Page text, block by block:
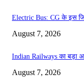
Electric Bus: CG के इस
August 7, 2026
Indian Railways का बड़ा
August 7, 2026